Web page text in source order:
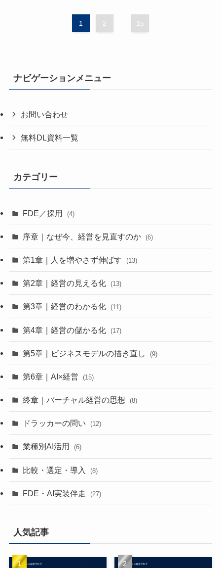
1 2 15
ナビゲーションメニュー
お問い合わせ
無料DL資料一覧
カテゴリー
FDE／採用 (4)
序章｜なぜ今、経営を見直すのか (6)
第1章｜人を増やさず伸ばす (13)
第2章｜経営の見える化 (13)
第3章｜経営のわかる化 (11)
第4章｜経営の儲かる化 (17)
第5章｜ビジネスモデルの描き直し (9)
第6章｜AI×経営 (15)
終章｜バーチャル経営の思想 (8)
ドラッカーの問い (12)
業種別AI活用 (6)
比較・選定・導入 (8)
FDE・AI実装伴走 (27)
人気記事